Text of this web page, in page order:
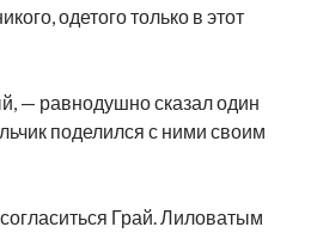
одетого только в этот
— равнодушно сказал один
поделился с ними своим
Грай. Лиловатым